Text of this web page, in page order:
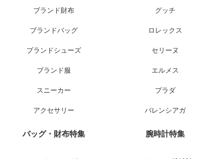
ブランド財布
ブランドバッグ
ブランドシューズ
ブランド服
スニーカー
アクセサリー
グッチ
ロレックス
セリーヌ
エルメス
プラダ
バレンシアガ
バッグ・財布特集 腕時計特集